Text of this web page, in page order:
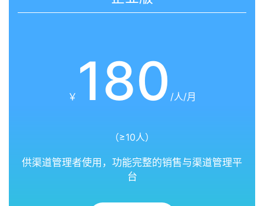
￥ 180 /人/月
（≥10人）
供渠道管理者使用，功能完整的销售与渠道管理平
台